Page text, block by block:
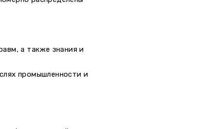
а также знания и
промышленности и